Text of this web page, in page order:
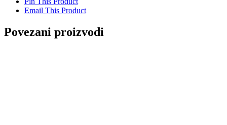
Email This Product
Povezani proizvodi